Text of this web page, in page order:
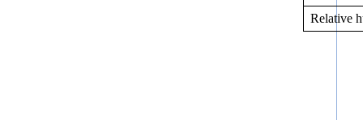
Relative